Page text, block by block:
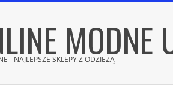
MODNE
- NAJLEPSZE SKLEPY Z ODZIEŻĄ